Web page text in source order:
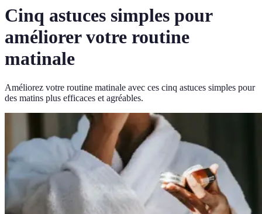
Cinq astuces simples pour
améliorer votre routine
matinale
Améliorez votre routine matinale avec ces cinq astuces simples pour
des matins plus efficaces et agréables.